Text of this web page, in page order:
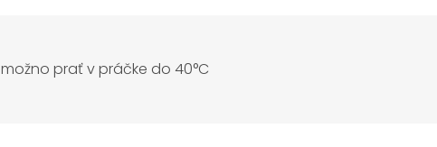
možno prať v práčke do 40°C